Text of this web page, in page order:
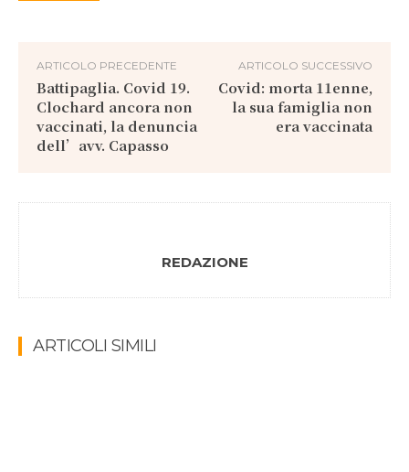
ARTICOLO PRECEDENTE
Battipaglia. Covid 19.
Clochard ancora non
vaccinati, la denuncia
dell’avv. Capasso
ARTICOLO SUCCESSIVO
Covid: morta 11enne,
la sua famiglia non
era vaccinata
REDAZIONE
ARTICOLI SIMILI